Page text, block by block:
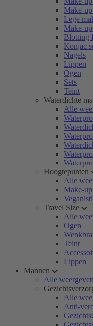
Make-up
Lege
Make-
Blotting
Konjac
Nagels
Lippen
Ogen
Sets
Teint
Waterdichte
Alle
Hoogtepunten
Alle
Make-
Travel Size
Alle
Ogen
Teint
Lippen
Mannen
Alle weergeven
Alle
Anti-